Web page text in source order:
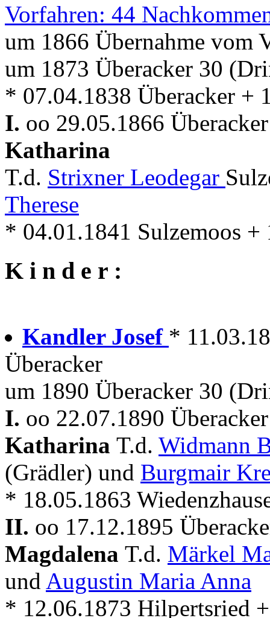
Vorfahren: 44
um 1866 Übernahme vom
um 1873 Überacker 30
* 07.04.1838 Überacker +
I. oo 29.05.1866
Katharina
T.d. Strixner Leodegar
Therese
* 04.01.1841 Sulzemoos +
K i n d e r :
Kandler Josef *
Überacker
um 1890 Überacker 30
I. oo 22.07.1890
Katharina T.d. Widmann
(Grädler) und Burgmair
* 18.05.1863
II. oo 17.12.1895
Magdalena T.d. Märkel
und Augustin Maria Anna
* 12.06.1873 Hilpertsried